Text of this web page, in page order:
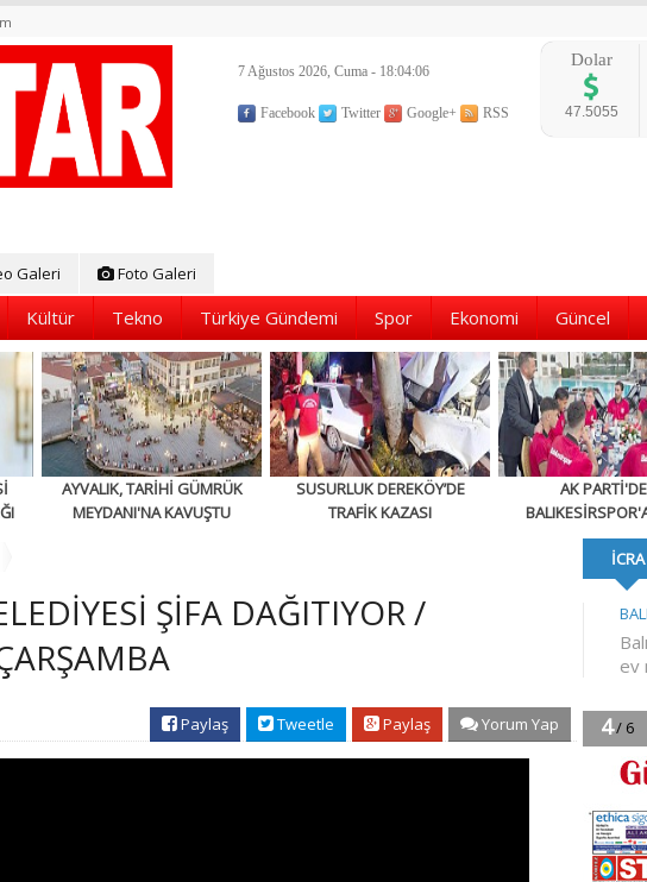
7 Ağustos 2026, Cuma - 18:04:07
Facebook Twitter Google+ RSS
Dolar
47.5055
Galeri Foto Galeri
Kültür Tekno Türkiye Gündemi Spor Ekonomi Güncel
AYVALIK, TARİHİ GÜMRÜK
MEYDANI'NA KAVUŞTU
SUSURLUK DEREKÖY’DE
TRAFİK KAZASI
AK
FORMA
ŞİFA DAĞITIYOR /
Paylaş Tweetle Paylaş Yorum Yap